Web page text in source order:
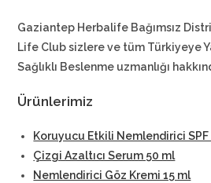
Gaziantep Herbalife Bağımsız
Life Club sizlere ve tüm Türkiyeye
Sağlıklı Beslenme uzmanlığı
Ürünlerimiz
Koruyucu Etkili Nemlendirici SPF
Çizgi Azaltıcı Serum 50 ml
Nemlendirici Göz Kremi 15 ml